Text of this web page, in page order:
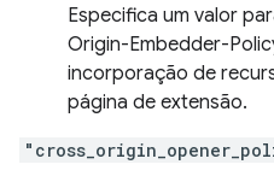
Especifica um valor
Origin-Embedder-
incorporação de
página de extensão.